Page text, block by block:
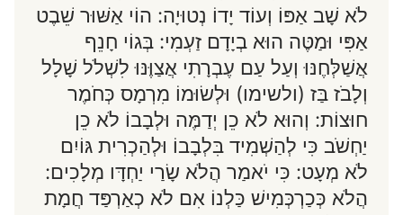
לֹא שָׁב אַפּוֹ וְעוֹד יָדוֹ נְטוּיָה: הוֹי אַשּׁוּר שֵׁבֶט
אַפִּי וּמַטֶּה הוּא בְיָדָם זַעְמִי: בְּגוֹי חָנֵף
אֲשַׁלְּחֶנּוּ וְעַל עַם עֶבְרָתִי אֲצַוֶּנּוּ לִשְׁלֹל שָׁלָל
וְלָבֹז בַּז (ולשימו) וּלְשׂוּמוֹ מִרְמָס כְּחֹמֶר
חוּצוֹת: וְהוּא לֹא כֵן יְדַמֶּה וּלְבָבוֹ לֹא כֵן
יַחְשֹׁב כִּי לְהַשְׁמִיד בִּלְבָבוֹ וּלְהַכְרִית גּוֹיִם
לֹא מְעָט: כִּי יֹאמַר הֲלֹא שָׂרַי יַחְדָּו מְלָכִים:
הֲלֹא כְּכַרְכְּמִישׁ כַּלְנוֹ אִם לֹא כְאַרְפַּד חֲמָת